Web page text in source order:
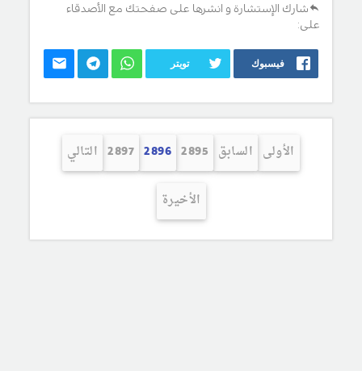
شارك الإستشارة و انشرها على صفحتك مع الأصدقاء
على:
فيسبوك تويتر
الأولى السابق 2895
2896
2897 التالي
الأخيرة